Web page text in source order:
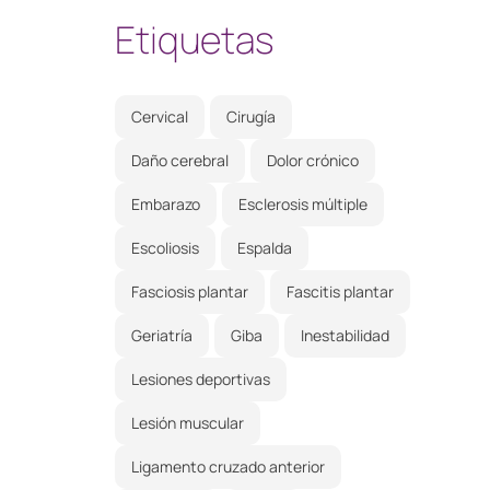
Etiquetas
Cervical Cirugía
Daño cerebral Dolor crónico
Embarazo Esclerosis múltiple
Escoliosis Espalda
Fasciosis plantar Fascitis plantar
Geriatría Giba Inestabilidad
Lesiones deportivas
Lesión muscular
Ligamento cruzado anterior